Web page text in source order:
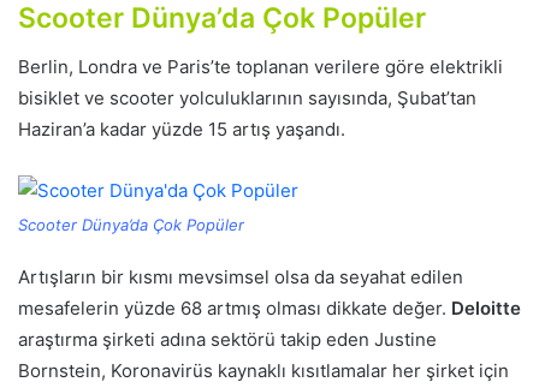
Scooter Dünya’da Çok Popüler
Berlin, Londra ve Paris’te toplanan verilere göre elektrikli
bisiklet ve scooter yolculuklarının sayısında, Şubat’tan
Haziran’a kadar yüzde 15 artış yaşandı.
Scooter Dünya’da Çok Popüler
Artışların bir kısmı mevsimsel olsa da seyahat edilen
mesafelerin yüzde 68 artmış olması dikkate değer. Deloitte
araştırma şirketi adına sektörü takip eden Justine
Bornstein, Koronavirüs kaynaklı kısıtlamalar her şirket için